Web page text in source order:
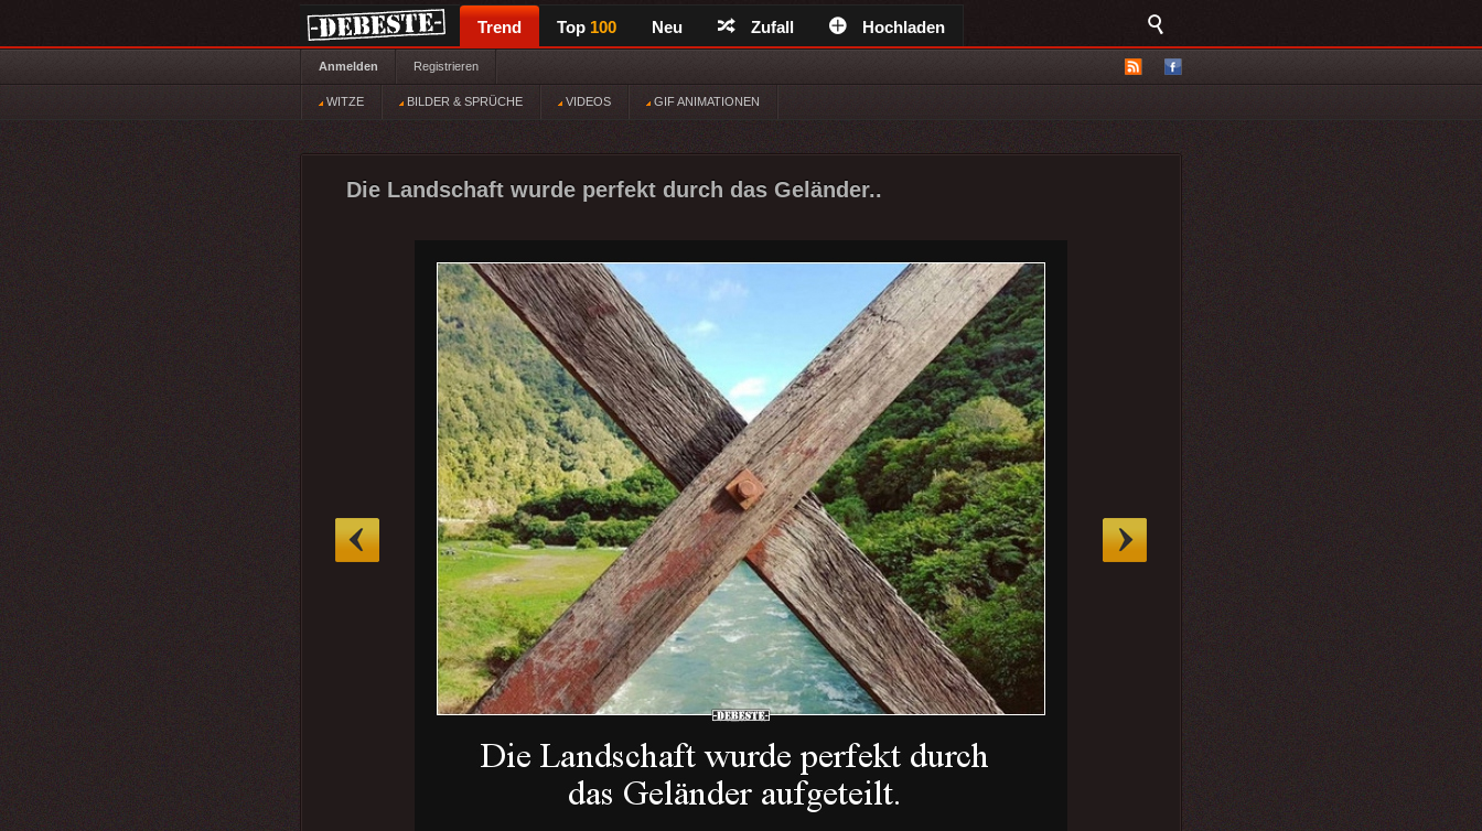
Trend Top 100 Neu Zufall Hochladen
Anmelden Registrieren
WITZE BILDER & SPRÜCHE VIDEOS GIF ANIMATIONEN
Die Landschaft wurde perfekt durch das Geländer..